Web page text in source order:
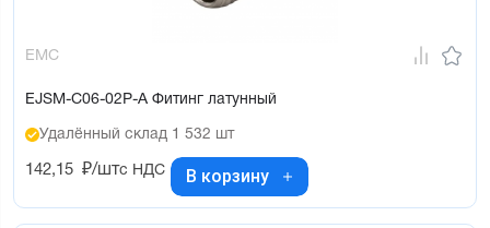
EMC
EJSM-C06-02P-A Фитинг латунный
Удалённый склад 1 532 шт
142,15 ₽/штс НДС В корзину